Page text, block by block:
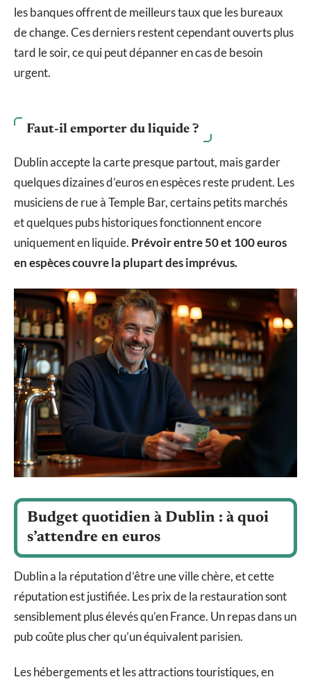
les banques offrent de meilleurs taux que les bureaux
de change. Ces derniers restent cependant ouverts plus
tard le soir, ce qui peut dépanner en cas de besoin
urgent.
Faut-il emporter du liquide ?
Dublin accepte la carte presque partout, mais garder
quelques dizaines d’euros en espèces reste prudent. Les
musiciens de rue à Temple Bar, certains petits marchés
et quelques pubs historiques fonctionnent encore
uniquement en liquide. Prévoir entre 50 et 100 euros
en espèces couvre la plupart des imprévus.
Budget quotidien à Dublin : à quoi
s’attendre en euros
Dublin a la réputation d’être une ville chère, et cette
réputation est justifiée. Les prix de la restauration sont
sensiblement plus élevés qu’en France. Un repas dans un
pub coûte plus cher qu’un équivalent parisien.
Les hébergements et les attractions touristiques, en